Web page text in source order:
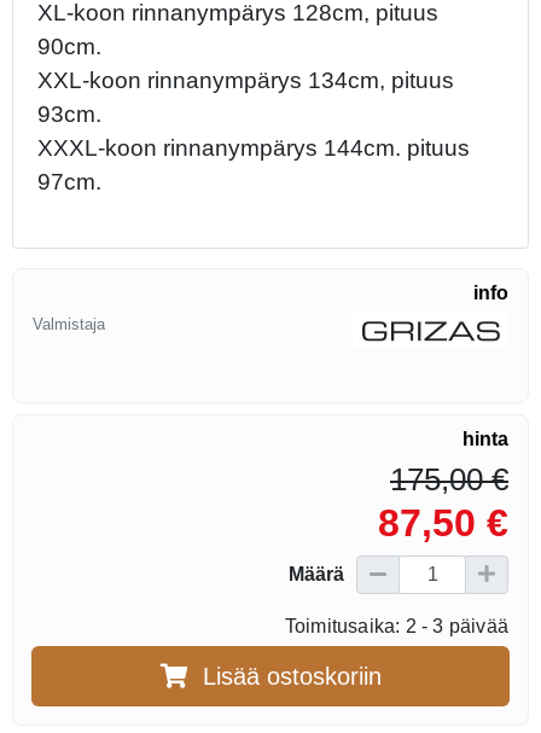
XL-koon rinnanympärys 128cm, pituus
90cm.
XXL-koon rinnanympärys 134cm, pituus
93cm.
XXXL-koon rinnanympärys 144cm. pituus
97cm.
info
Valmistaja
hinta
175,00 €
87,50 €
Määrä
Toimitusaika: 2 - 3 päivää
Lisää ostoskoriin